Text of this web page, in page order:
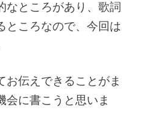
なところがあり、歌詞
ところなので、今回は
お伝えできることがま
会に書こうと思いま